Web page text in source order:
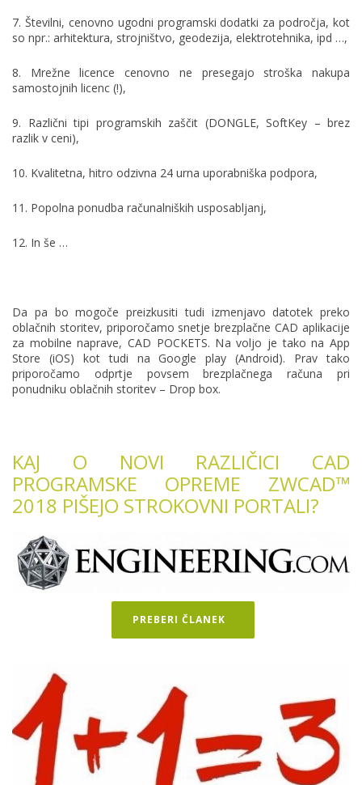
7. Številni, cenovno ugodni programski dodatki za področja, kot
so npr.: arhitektura, strojništvo, geodezija, elektrotehnika, ipd …,
8. Mrežne licence cenovno ne presegajo stroška nakupa
samostojnih licenc (!),
9. Različni tipi programskih zaščit (DONGLE, SoftKey – brez
razlik v ceni),
10. Kvalitetna, hitro odzivna 24 urna uporabniška podpora,
11. Popolna ponudba računalniških usposabljanj,
12. In še …
Da pa bo mogoče preizkusiti tudi izmenjavo datotek preko
oblačnih storitev, priporočamo snetje brezplačne CAD aplikacije
za mobilne naprave, CAD POCKETS. Na voljo je tako na App
Store (iOS) kot tudi na Google play (Android). Prav tako
priporočamo odprtje povsem brezplačnega računa pri
ponudniku oblačnih storitev – Drop box.
KAJ O NOVI RAZLIČICI CAD
PROGRAMSKE OPREME ZWCAD™
2018 PIŠEJO STROKOVNI PORTALI?
PREBERI ČLANEK